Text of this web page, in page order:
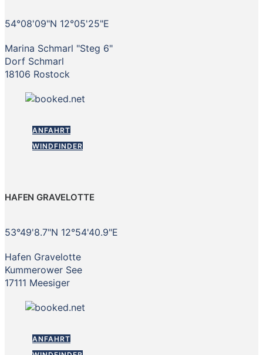
54°08'09"N 12°05'25"E
Marina Schmarl "Steg 6"
Dorf Schmarl
18106 Rostock
ANFAHRT
WINDFINDER
HAFEN GRAVELOTTE
53°49'8.7"N 12°54'40.9"E
Hafen Gravelotte
Kummerower See
17111 Meesiger
ANFAHRT